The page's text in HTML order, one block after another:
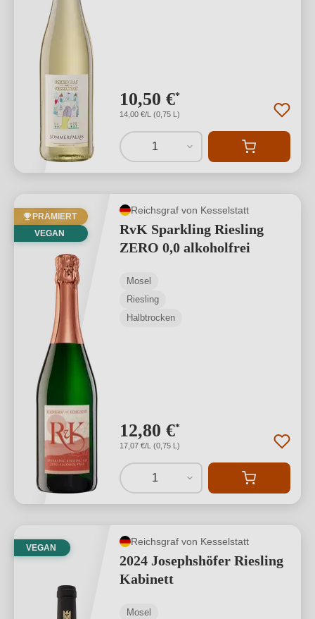
10,50 €*
14,00 €/L (0,75 L)
1
PRÄMIERT
VEGAN
Reichsgraf von Kesselstatt
RvK Sparkling Riesling
ZERO 0,0 alkoholfrei
Mosel
Riesling
Halbtrocken
12,80 €*
17,07 €/L (0,75 L)
1
VEGAN
Reichsgraf von Kesselstatt
2024 Josephshöfer Riesling
Kabinett
Mosel